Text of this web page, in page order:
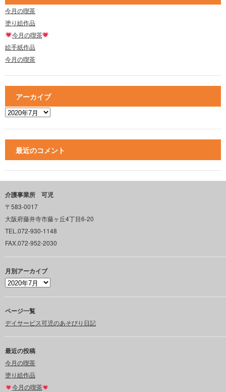
今月の喫茶
塗り絵作品
今月の喫茶
絵手紙作品
今月の喫茶
アーカイブ
最近のコメント
介護事業所 可児
〒583-0017
大阪府藤井寺市藤ヶ丘4丁目6-20
TEL.072-930-1148
FAX.072-952-2030
月別アーカイブ
ページ一覧
デイサービス可児のあそびり日記
最近の投稿
今月の喫茶
塗り絵作品
今月の喫茶